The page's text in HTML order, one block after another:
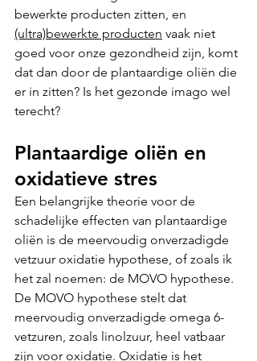
bewerkte producten zitten, en
(ultra)bewerkte producten vaak niet
goed voor onze gezondheid zijn, komt
dat dan door de plantaardige oliën die
er in zitten? Is het gezonde imago wel
terecht?
Plantaardige oliën en
oxidatieve stres
Een belangrijke theorie voor de
schadelijke effecten van plantaardige
oliën is de meervoudig onverzadigde
vetzuur oxidatie hypothese, of zoals ik
het zal noemen: de MOVO hypothese.
De MOVO hypothese stelt dat
meervoudig onverzadigde omega 6-
vetzuren, zoals linolzuur, heel vatbaar
zijn voor oxidatie. Oxidatie is het